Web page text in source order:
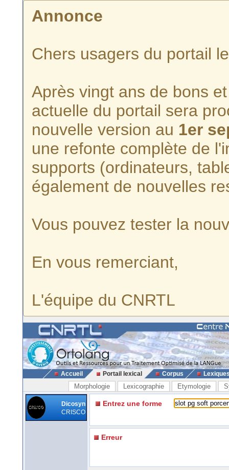
Annonce
Chers usagers du portail
Après vingt ans de bons
actuelle du portail sera
nouvelle version au 1er
une refonte complète de
supports (ordinateurs,
également de nouvelles
Vous pouvez tester la
En vous remerciant,
L'équipe du CNRTL
Accueil Portail lexical Corpus
Morphologie Lexicographie Etymologie
Dicosyn
CRISCO
Entrez une forme
Erreur